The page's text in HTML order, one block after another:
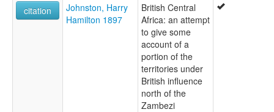
citation
Johnston, Harry
Hamilton 1897
British Central
Africa: an attempt
to give some
account of a
portion of the
territories under
British influence
north of the
Zambezi